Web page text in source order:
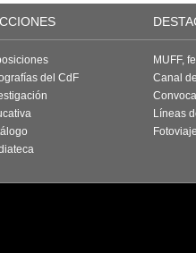
del CdF
MUFF,
Canal
Líneas